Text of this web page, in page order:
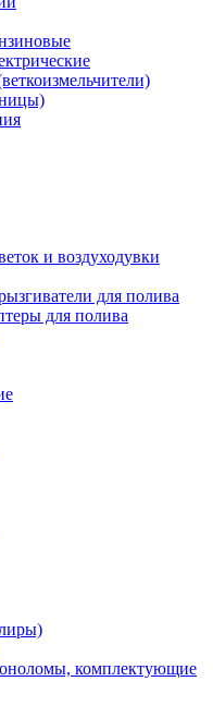
и воздуходувки
для полива
для полива
комплектующие